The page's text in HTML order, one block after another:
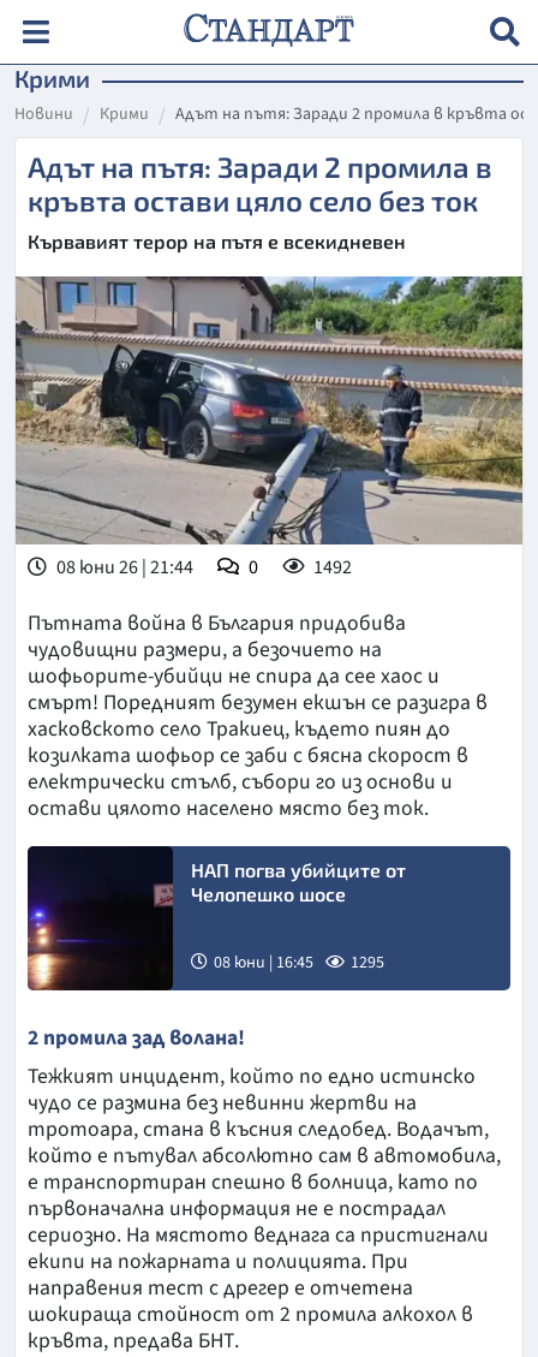
Крими
Новини Крими Адът на пътя: Заради 2 промила в кръвта
Адът на пътя: Заради 2 промила в
кръвта остави цяло село без ток
Кървавият терор на пътя е всекидневен
08 юни 26 | 21:44 0 1492
Пътната война в България придобива
чудовищни размери, а безочието на
шофьорите-убийци не спира да сее хаос и
смърт! Поредният безумен екшън се разигра в
хасковското село Тракиец, където пиян до
козилката шофьор се заби с бясна скорост в
електрически стълб, събори го из основи и
остави цялото населено място без ток.
БТА
НАП погва убийците от
Челопешко шосе
08 юни | 16:45 1295
2 промила зад волана!
Тежкият инцидент, който по едно истинско
чудо се размина без невинни жертви на
тротоара, стана в късния следобед. Водачът,
който е пътувал абсолютно сам в автомобила,
е транспортиран спешно в болница, като по
първоначална информация не е пострадал
сериозно. На мястото веднага са пристигнали
екипи на пожарната и полицията. При
направения тест с дрегер е отчетена
шокираща стойност от 2 промила алкохол в
кръвта, предава БНТ.